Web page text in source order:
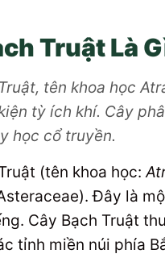
Truật Là
tên khoa học
tỳ ích khí. Cây
học cổ truyền.
(tên khoa học:
Đây là
Cây Bạch Truật
tỉnh miền núi phía